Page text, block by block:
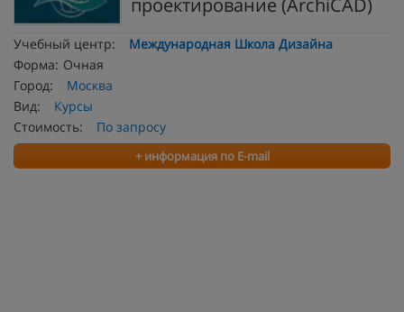
проектирование (ArchiCAD)
Учебный центр:
Международная Школа Дизайна
Форма: Очная
Город:
Москва
Вид:
Курсы
Стоимость:
По запросу
+ информация по E-mail